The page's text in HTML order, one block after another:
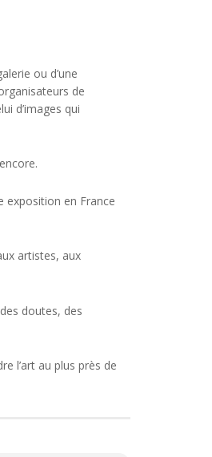
ou d’une
de
d’images qui
exposition en France
artistes, aux
doutes, des
l’art au plus près de